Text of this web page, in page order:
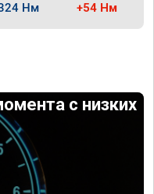
Нм +54 Нм
с низких